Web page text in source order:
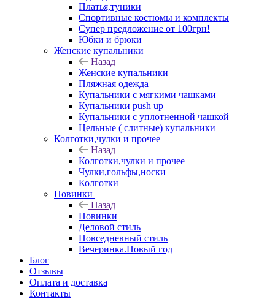
Платья,туники
Спортивные костюмы и комплекты
Супер предложение от 100грн!
Юбки и брюки
Женские купальники
Назад
Женские купальники
Пляжная одежда
Купальники с мягкими чашками
Купальники push up
Купальники с уплотненной чашкой
Цельные ( слитные) купальники
Колготки,чулки и прочее
Назад
Колготки,чулки и прочее
Чулки,гольфы,носки
Колготки
Новинки
Назад
Новинки
Деловой стиль
Повседневный стиль
Вечеринка.Новый год
Блог
Отзывы
Оплата и доставка
Контакты